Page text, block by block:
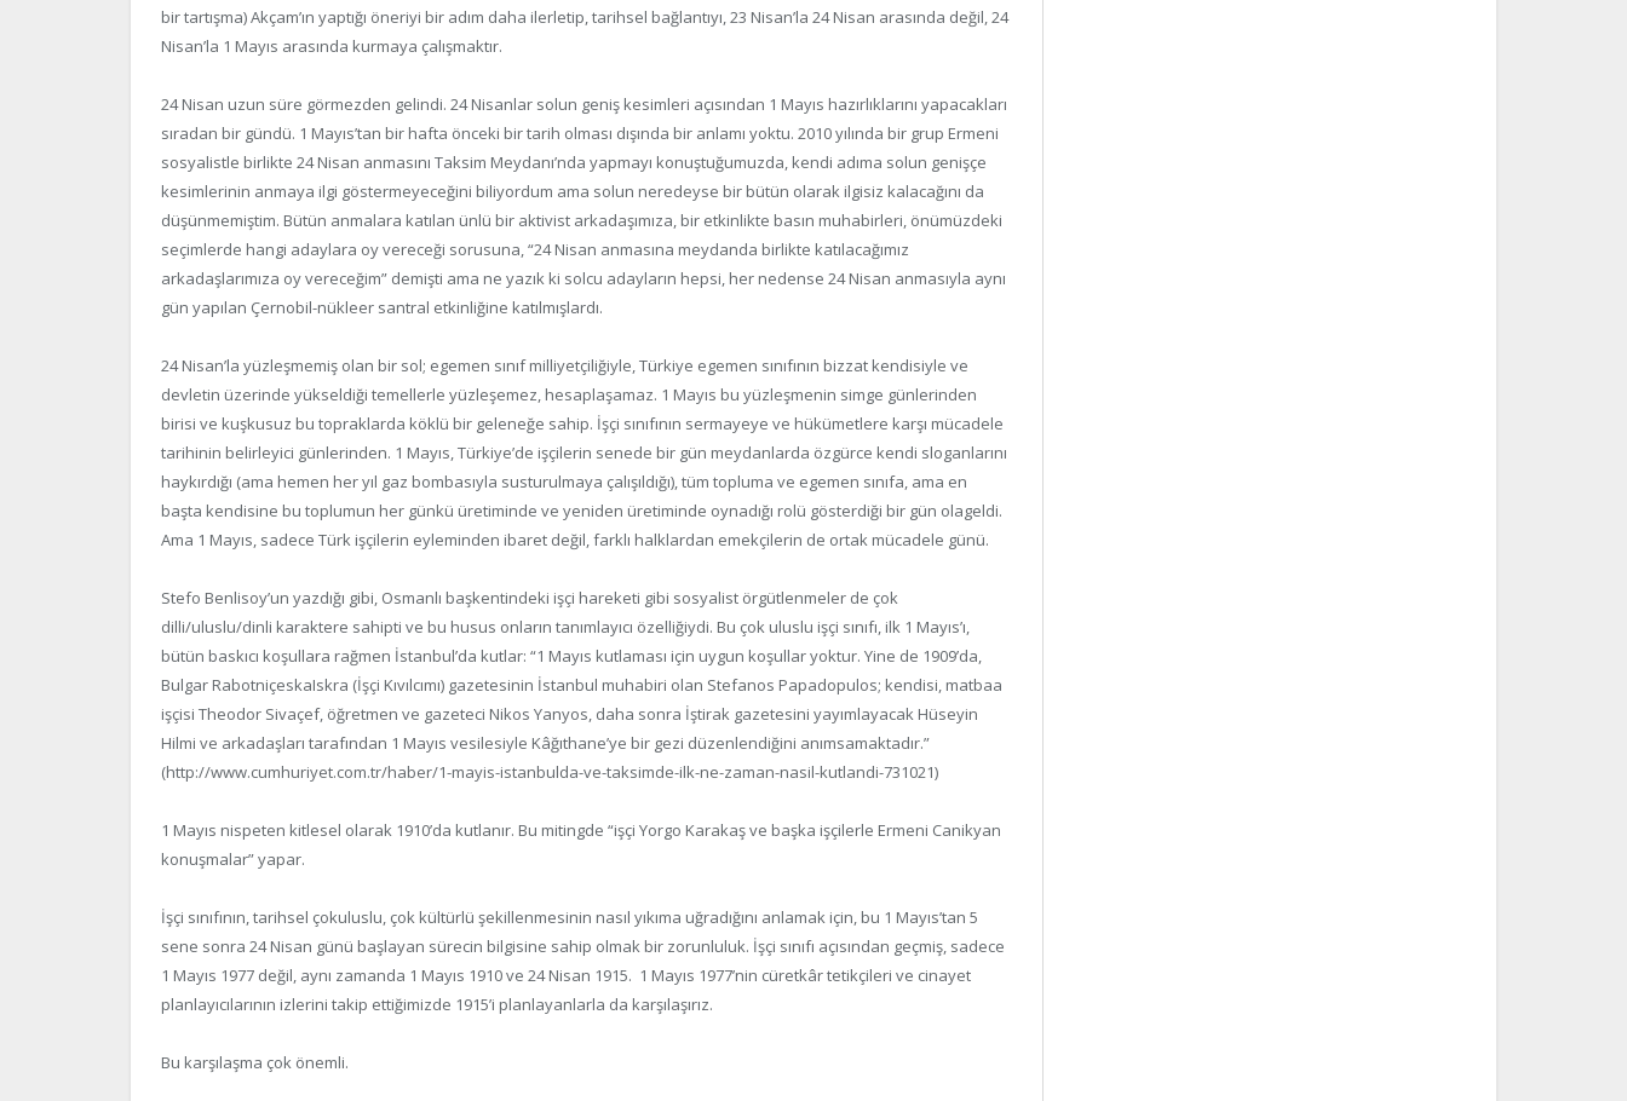
bir tartışma) Akçam’ın yaptığı öneriyi bir adım daha ilerletip, tarihsel bağlantıyı, 23 Nisan’la 24 Nisan arasında değil, 24
Nisan’la 1 Mayıs arasında kurmaya çalışmaktır.
24 Nisan uzun süre görmezden gelindi. 24 Nisanlar solun geniş kesimleri açısından 1 Mayıs hazırlıklarını yapacakları
sıradan bir gündü. 1 Mayıs’tan bir hafta önceki bir tarih olması dışında bir anlamı yoktu. 2010 yılında bir grup Ermeni
sosyalistle birlikte 24 Nisan anmasını Taksim Meydanı’nda yapmayı konuştuğumuzda, kendi adıma solun genişçe
kesimlerinin anmaya ilgi göstermeyeceğini biliyordum ama solun neredeyse bir bütün olarak ilgisiz kalacağını da
düşünmemiştim. Bütün anmalara katılan ünlü bir aktivist arkadaşımıza, bir etkinlikte basın muhabirleri, önümüzdeki
seçimlerde hangi adaylara oy vereceği sorusuna, “24 Nisan anmasına meydanda birlikte katılacağımız
arkadaşlarımıza oy vereceğim” demişti ama ne yazık ki solcu adayların hepsi, her nedense 24 Nisan anmasıyla aynı
gün yapılan Çernobil-nükleer santral etkinliğine katılmışlardı.
24 Nisan’la yüzleşmemiş olan bir sol; egemen sınıf milliyetçiliğiyle, Türkiye egemen sınıfının bizzat kendisiyle ve
devletin üzerinde yükseldiği temellerle yüzleşemez, hesaplaşamaz. 1 Mayıs bu yüzleşmenin simge günlerinden
birisi ve kuşkusuz bu topraklarda köklü bir geleneğe sahip. İşçi sınıfının sermayeye ve hükümetlere karşı mücadele
tarihinin belirleyici günlerinden. 1 Mayıs, Türkiye’de işçilerin senede bir gün meydanlarda özgürce kendi sloganlarını
haykırdığı (ama hemen her yıl gaz bombasıyla susturulmaya çalışıldığı), tüm topluma ve egemen sınıfa, ama en
başta kendisine bu toplumun her günkü üretiminde ve yeniden üretiminde oynadığı rolü gösterdiği bir gün olageldi.
Ama 1 Mayıs, sadece Türk işçilerin eyleminden ibaret değil, farklı halklardan emekçilerin de ortak mücadele günü.
Stefo Benlisoy’un yazdığı gibi, Osmanlı başkentindeki işçi hareketi gibi sosyalist örgütlenmeler de çok
dilli/uluslu/dinli karaktere sahipti ve bu husus onların tanımlayıcı özelliğiydi. Bu çok uluslu işçi sınıfı, ilk 1 Mayıs’ı,
bütün baskıcı koşullara rağmen İstanbul’da kutlar: “1 Mayıs kutlaması için uygun koşullar yoktur. Yine de 1909’da,
Bulgar RabotniçeskaIskra (İşçi Kıvılcımı) gazetesinin İstanbul muhabiri olan Stefanos Papadopulos; kendisi, matbaa
işçisi Theodor Sivaçef, öğretmen ve gazeteci Nikos Yanyos, daha sonra İştirak gazetesini yayımlayacak Hüseyin
Hilmi ve arkadaşları tarafından 1 Mayıs vesilesiyle Kâğıthane’ye bir gezi düzenlendiğini anımsamaktadır.”
(http://www.cumhuriyet.com.tr/haber/1-mayis-istanbulda-ve-taksimde-ilk-ne-zaman-nasil-kutlandi-731021)
1 Mayıs nispeten kitlesel olarak 1910’da kutlanır. Bu mitingde “işçi Yorgo Karakaş ve başka işçilerle Ermeni Canikyan
konuşmalar” yapar.
İşçi sınıfının, tarihsel çokuluslu, çok kültürlü şekillenmesinin nasıl yıkıma uğradığını anlamak için, bu 1 Mayıs’tan 5
sene sonra 24 Nisan günü başlayan sürecin bilgisine sahip olmak bir zorunluluk. İşçi sınıfı açısından geçmiş, sadece
1 Mayıs 1977 değil, aynı zamanda 1 Mayıs 1910 ve 24 Nisan 1915. 1 Mayıs 1977’nin cüretkâr tetikçileri ve cinayet
planlayıcılarının izlerini takip ettiğimizde 1915’i planlayanlarla da karşılaşırız.
Bu karşılaşma çok önemli.